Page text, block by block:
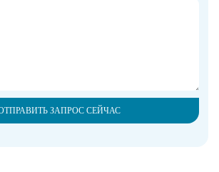
ЗАПРОС СЕЙЧАС